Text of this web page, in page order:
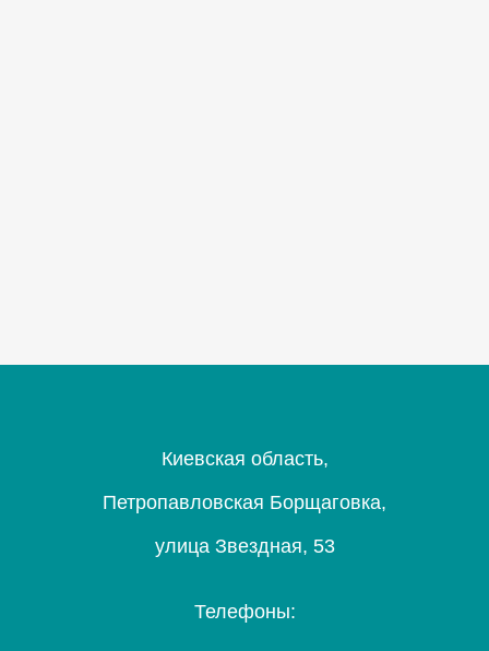
Киевская область,
Петропавловская Борщаговка,
улица Звездная, 53
Телефоны: